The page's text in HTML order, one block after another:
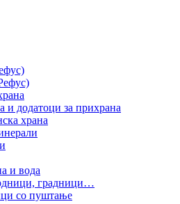
и додатоци за прихрана
храна
и вода
градници…
со пуштање